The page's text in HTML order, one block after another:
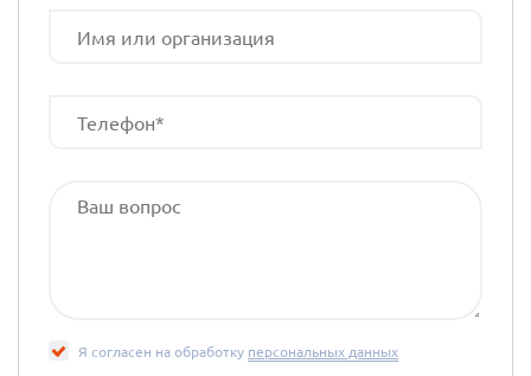
Я согласен на обработку персональных данных